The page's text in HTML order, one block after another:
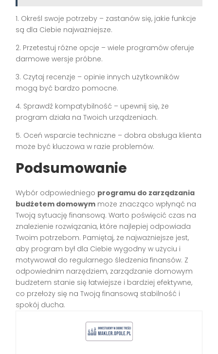
1. Określ swoje potrzeby – zastanów się, jakie funkcje
są dla Ciebie najważniejsze.
2. Przetestuj różne opcje – wiele programów oferuje
darmowe wersje próbne.
3. Czytaj recenzje – opinie innych użytkowników
mogą być bardzo pomocne.
4. Sprawdź kompatybilność – upewnij się, że
program działa na Twoich urządzeniach.
5. Oceń wsparcie techniczne – dobra obsługa klienta
może być kluczowa w razie problemów.
Podsumowanie
Wybór odpowiedniego programu do zarządzania
budżetem domowym może znacząco wpłynąć na
Twoją sytuację finansową. Warto poświęcić czas na
znalezienie rozwiązania, które najlepiej odpowiada
Twoim potrzebom. Pamiętaj, że najważniejsze jest,
aby program był dla Ciebie wygodny w użyciu i
motywował do regularnego śledzenia finansów. Z
odpowiednim narzędziem, zarządzanie domowym
budżetem stanie się łatwiejsze i bardziej efektywne,
co przełoży się na Twoją finansową stabilność i
spokój ducha.